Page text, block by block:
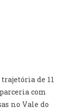
de 11
com
no Vale do